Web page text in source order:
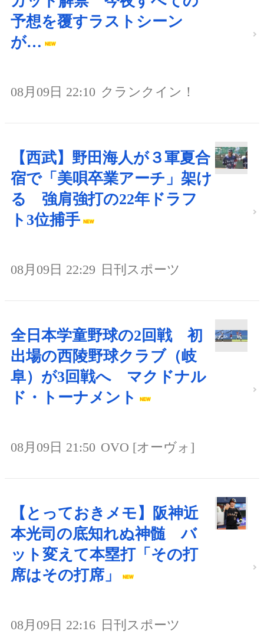
予想を覆すラストシーン
が…
08月09日 22:10 クランクイン！
【西武】野田海人が３軍夏合
宿で「美唄卒業アーチ」架け
る 強肩強打の22年ドラフ
ト3位捕手
08月09日 22:29 日刊スポーツ
全日本学童野球の2回戦 初
出場の西陵野球クラブ（岐
阜）が3回戦へ マクドナル
ド・トーナメント
08月09日 21:50 OVO [オーヴォ]
【とっておきメモ】阪神近
本光司の底知れぬ神髄 バ
ット変えて本塁打「その打
席はその打席」
08月09日 22:16 日刊スポーツ